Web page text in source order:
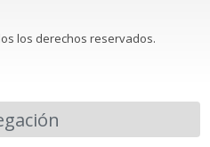
los derechos reservados.